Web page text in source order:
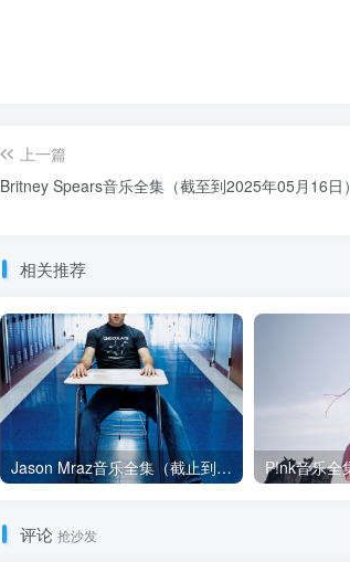
上一篇
Britney Spears音乐全集（截至到2025年05月16日）
相关推荐
Jason Mraz音乐全集（截止到2026年08月04日）
评论 抢沙发